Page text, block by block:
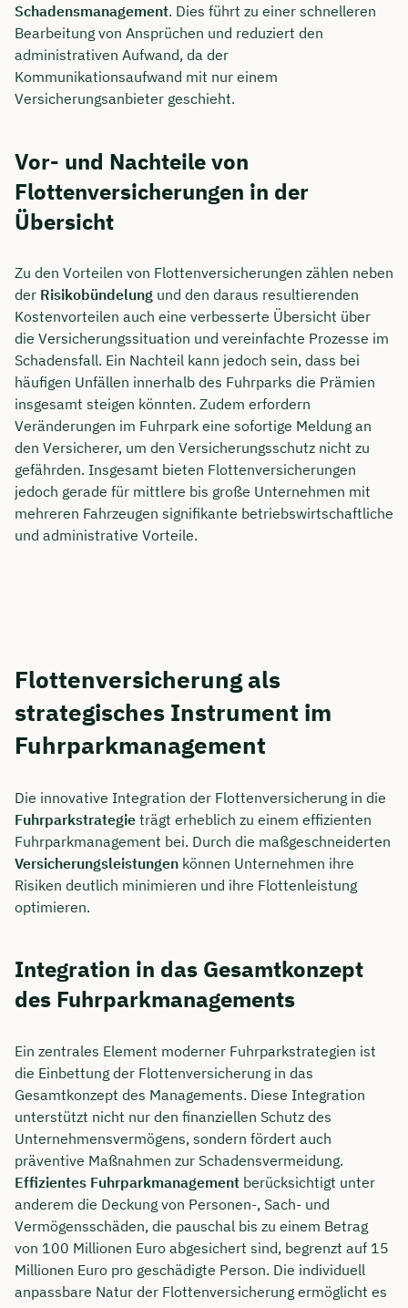
Schadensmanagement. Dies führt zu einer schnelleren
Bearbeitung von Ansprüchen und reduziert den
administrativen Aufwand, da der
Kommunikationsaufwand mit nur einem
Versicherungsanbieter geschieht.
Vor- und Nachteile von
Flottenversicherungen in der
Übersicht
Zu den Vorteilen von Flottenversicherungen zählen neben
der Risikobündelung und den daraus resultierenden
Kostenvorteilen auch eine verbesserte Übersicht über
die Versicherungssituation und vereinfachte Prozesse im
Schadensfall. Ein Nachteil kann jedoch sein, dass bei
häufigen Unfällen innerhalb des Fuhrparks die Prämien
insgesamt steigen könnten. Zudem erfordern
Veränderungen im Fuhrpark eine sofortige Meldung an
den Versicherer, um den Versicherungsschutz nicht zu
gefährden. Insgesamt bieten Flottenversicherungen
jedoch gerade für mittlere bis große Unternehmen mit
mehreren Fahrzeugen signifikante betriebswirtschaftliche
und administrative Vorteile.
Flottenversicherung als
strategisches Instrument im
Fuhrparkmanagement
Die innovative Integration der Flottenversicherung in die
Fuhrparkstrategie trägt erheblich zu einem effizienten
Fuhrparkmanagement bei. Durch die maßgeschneiderten
Versicherungsleistungen können Unternehmen ihre
Risiken deutlich minimieren und ihre Flottenleistung
optimieren.
Integration in das Gesamtkonzept
des Fuhrparkmanagements
Ein zentrales Element moderner Fuhrparkstrategien ist
die Einbettung der Flottenversicherung in das
Gesamtkonzept des Managements. Diese Integration
unterstützt nicht nur den finanziellen Schutz des
Unternehmensvermögens, sondern fördert auch
präventive Maßnahmen zur Schadensvermeidung.
Effizientes Fuhrparkmanagement berücksichtigt unter
anderem die Deckung von Personen-, Sach- und
Vermögensschäden, die pauschal bis zu einem Betrag
von 100 Millionen Euro abgesichert sind, begrenzt auf 15
Millionen Euro pro geschädigte Person. Die individuell
anpassbare Natur der Flottenversicherung ermöglicht es